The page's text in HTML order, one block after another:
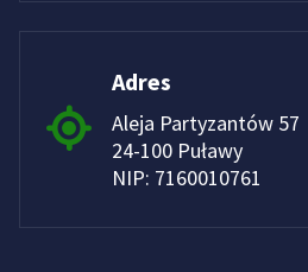
Adres
Aleja Partyzantów 57
24-100 Puławy
NIP: 7160010761